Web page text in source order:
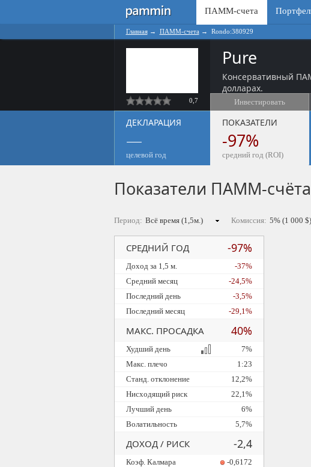
ПАММ-счета
Главная→ ПАММ-счета → Rondo:380929
0,7
Pure
Консервативный
долларах.
Инвестировать
ДЕКЛАРАЦИЯ
—
целевой год
ПОКАЗАТЕЛИ
-97%
средний год (ROI)
Показатели ПАММ-счёта
Период: Комиссия:
СРЕДНИЙ ГОД -97%
Доход за 1,5 м.
-37%
Средний месяц
-24,5%
Последний день
-3,5%
Последний месяц
-29,1%
МАКС. ПРОСАДКА 40%
Худший день
7%
Макс. плечо
1:23
Станд. отклонение
12,2%
Нисходящий риск
22,1%
Лучший день
6%
Волатильность
5,7%
ДОХОД / РИСК -2,4
Коэф. Калмара
-0,6172